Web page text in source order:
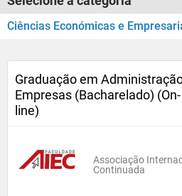
Ciências Económicas e
Graduação em
Empresas (Bacharelado) (On-
line)
Associação
Continuada